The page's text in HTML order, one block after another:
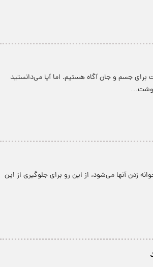
جسم و جان آگاه هستیم. اما آیا می‌دانستید
زدن آنها می‌شود، از این رو برای جلوگیری از این